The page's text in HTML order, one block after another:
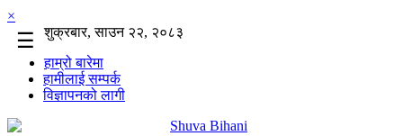
×
☰
शुक्रबार, साउन २२, २०८३
हाम्रो बारेमा
हामीलाई सम्पर्क
विज्ञापनको लागी